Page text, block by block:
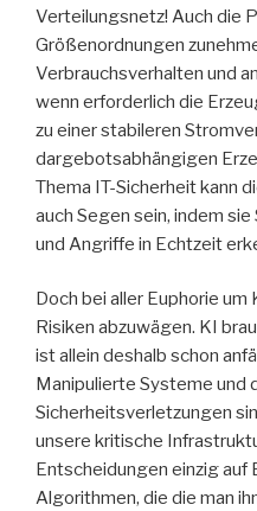
Verteilungsnetz! Auch die
Größenordnungen
Verbrauchsverhalten und
wenn erforderlich die
zu einer stabileren
dargebotsabhängigen
Thema IT-Sicherheit kann
auch Segen sein, indem
und Angriffe in Echtzeit
Doch bei aller Euphorie
Risiken abzuwägen. KI
ist allein deshalb schon
Manipulierte Systeme und
Sicherheitsverletzungen
unsere kritische
Entscheidungen einzig auf
Algorithmen, die die man